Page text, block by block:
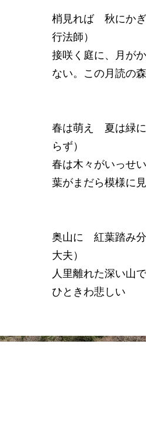
梢見れば 秋にか
行法師）
接咲く庭に、月が
ない。この月読の
春は萌え 夏は緑
らず）
春は木々がいっせ
葉がまだら模様に
奥山に 紅葉踏み
大夫）
人里離れた深い山
ひときわ悲しい